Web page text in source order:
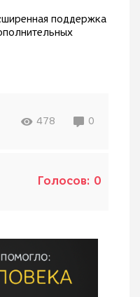
поддержка
478 0
Голосов: 0